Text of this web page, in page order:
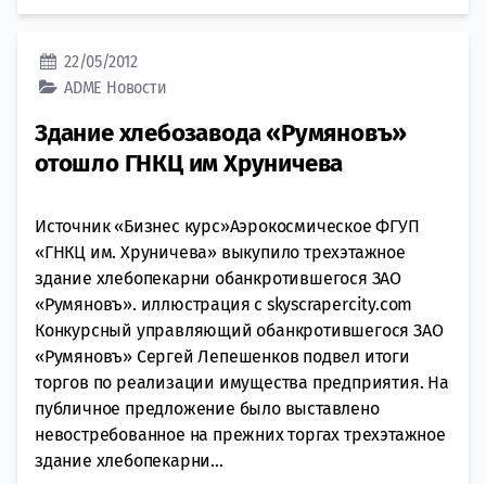
22/05/2012
ADME Новости
Здание хлебозавода «Румяновъ»
отошло ГНКЦ им Хруничева
Источник «Бизнес курс»Аэрокосмическое ФГУП
«ГНКЦ им. Хруничева» выкупило трехэтажное
здание хлебопекарни обанкротившегося ЗАО
«Румяновъ». иллюстрация с skyscrapercity.com
Конкурсный управляющий обанкротившегося ЗАО
«Румяновъ» Сергей Лепешенков подвел итоги
торгов по реализации имущества предприятия. На
публичное предложение было выставлено
невостребованное на прежних торгах трехэтажное
здание хлебопекарни...